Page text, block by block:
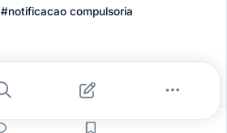
#notificacao compulsoria